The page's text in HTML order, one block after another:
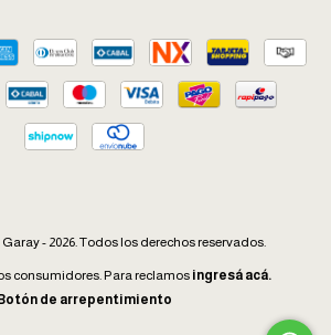
- 2026. Todos los derechos reservados.
consumidores. Para reclamos ingresá acá.
Botón de arrepentimiento